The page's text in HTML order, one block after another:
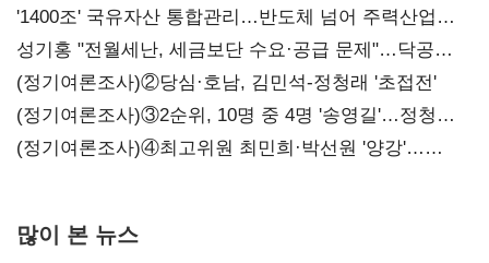
'1400조' 국유자산 통합관리…반도체 넘어 주력산업
구조혁신
성기홍 "전월세난, 세금보단 수요·공급 문제"…닥공
시사
(정기여론조사)②당심·호남, 김민석-정청래 '초접전'
(정기여론조사)③2순위, 10명 중 4명 '송영길'…정청래
'한 자릿수'
(정기여론조사)④최고위원 최민희·박선원 '양강'…
많이 본 뉴스